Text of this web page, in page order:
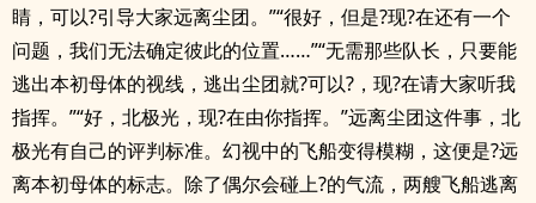
睛，可以?引导大家远离尘团。”“很好，但是?现?在还有一个
问题，我们无法确定彼此的位置……”“无需那些队长，只要能
逃出本初母体的视线，逃出尘团就?可以?，现?在请大家听我
指挥。”“好，北极光，现?在由你指挥。”远离尘团这件事，北
极光有自己的评判标准。幻视中的飞船变得模糊，这便是?远
离本初母体的标志。除了偶尔会碰上?的气流，两艘飞船逃离